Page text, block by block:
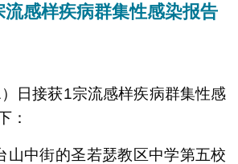
感样疾病群集性感染报告
日接获1宗流感样疾病群集性感
：
山中街的圣若瑟教区中学第五校